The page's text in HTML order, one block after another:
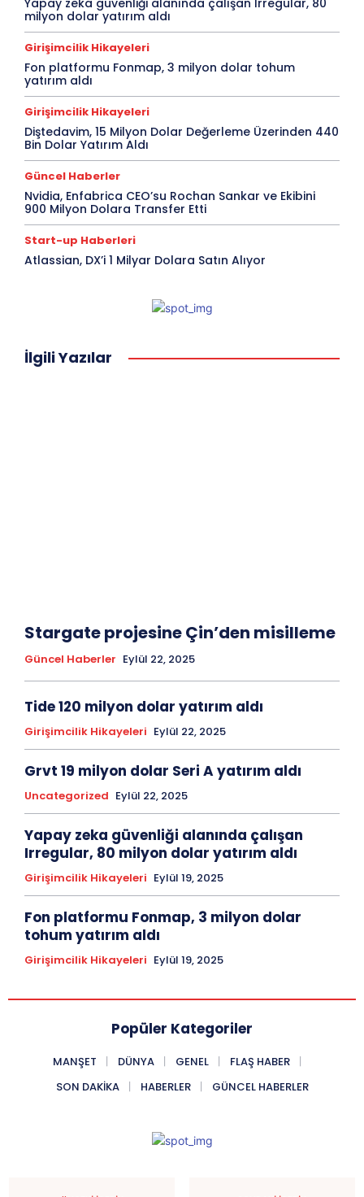
Yapay zeka güvenliği alanında çalışan Irregular, 80
milyon dolar yatırım aldı
Girişimcilik Hikayeleri
Fon platformu Fonmap, 3 milyon dolar tohum
yatırım aldı
Girişimcilik Hikayeleri
Diştedavim, 15 Milyon Dolar Değerleme Üzerinden 440
Bin Dolar Yatırım Aldı
Güncel Haberler
Nvidia, Enfabrica CEO’su Rochan Sankar ve Ekibini
900 Milyon Dolara Transfer Etti
Start-up Haberleri
Atlassian, DX’i 1 Milyar Dolara Satın Alıyor
İlgili Yazılar
Stargate projesine Çin’den misilleme
Güncel Haberler Eylül 22, 2025
Tide 120 milyon dolar yatırım aldı
Girişimcilik Hikayeleri Eylül 22, 2025
Grvt 19 milyon dolar Seri A yatırım aldı
Uncategorized Eylül 22, 2025
Yapay zeka güvenliği alanında çalışan
Irregular, 80 milyon dolar yatırım aldı
Girişimcilik Hikayeleri Eylül 19, 2025
Fon platformu Fonmap, 3 milyon dolar
tohum yatırım aldı
Girişimcilik Hikayeleri Eylül 19, 2025
Popüler Kategoriler
MANŞET DÜNYA GENEL
FLAŞ HABER
SON DAKIKA
HABERLER GÜNCEL HABERLER